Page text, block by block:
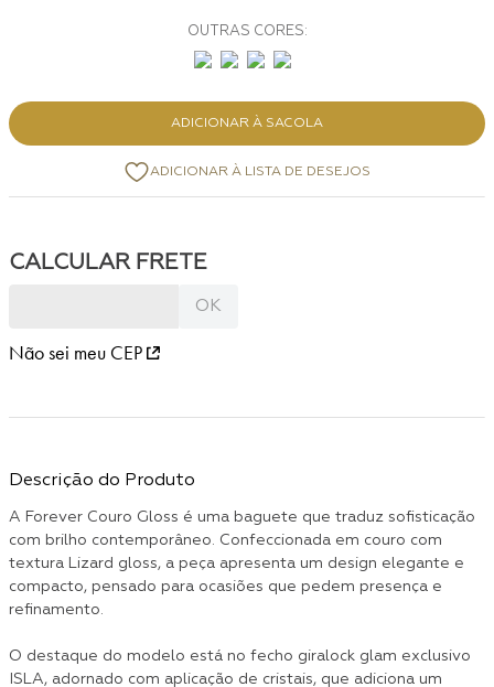
ADICIONAR À SACOLA
Não sei meu CEP
Descrição do Produto
A Forever Couro Gloss é uma baguete que traduz sofisticação
com brilho contemporâneo. Confeccionada em couro com
textura Lizard gloss, a peça apresenta um design elegante e
compacto, pensado para ocasiões que pedem presença e
refinamento.
O destaque do modelo está no fecho giralock glam exclusivo
ISLA, adornado com aplicação de cristais, que adiciona um